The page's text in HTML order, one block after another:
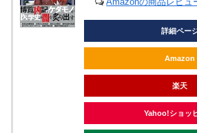
詳細ペー
Amazon
楽天
Yahoo!ショッ